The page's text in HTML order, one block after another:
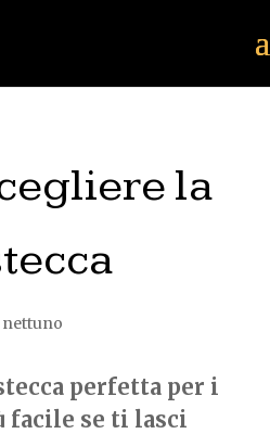
la
perfetta per i
facile se ti lasci